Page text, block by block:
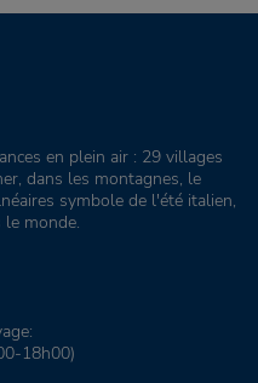
en plein air : 29 villages
dans les montagnes, le
symbole de l'été italien,
le monde.
18h00)